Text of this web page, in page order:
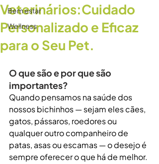
Bem estar
Wellness
Veterinários:Cuidado
Personalizado e Eficaz
para o Seu Pet.
O que são e por que são
importantes?
Quando pensamos na saúde dos
nossos bichinhos — sejam eles cães,
gatos, pássaros, roedores ou
qualquer outro companheiro de
patas, asas ou escamas — o desejo é
sempre oferecer o que há de melhor.